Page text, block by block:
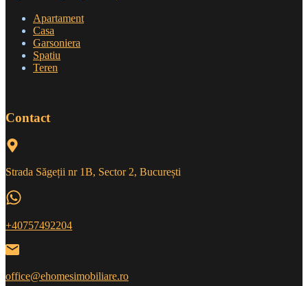
Apartament
Casa
Garsoniera
Spatiu
Teren
Contact
Strada Săgeții nr 1B, Sector 2, București
+40757492204
office@ehomesimobiliare.ro